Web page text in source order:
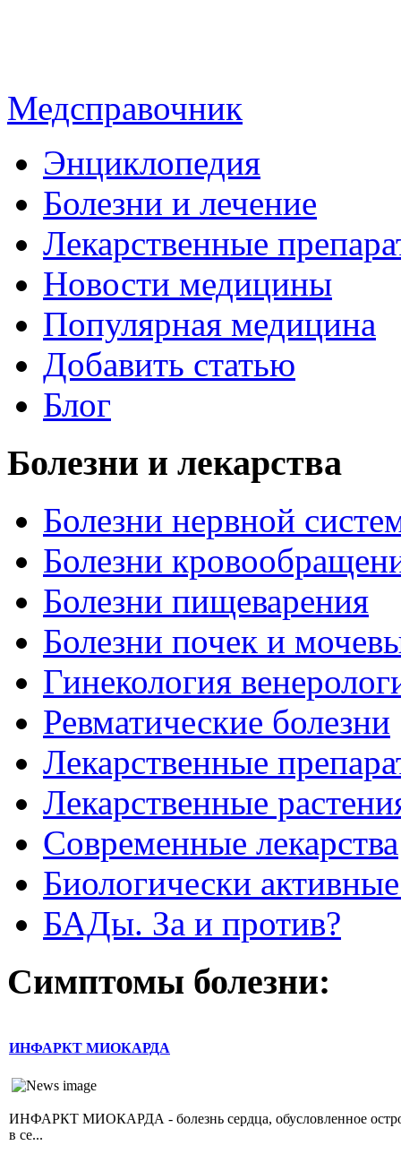
Медсправочник
Энциклопедия
Болезни и лечение
Лекарственные
Новости медицины
Популярная медицина
Добавить статью
Блог
Болезни и лекарства
Болезни нервной
Болезни
Болезни пищеварения
Болезни почек и
Гинекология
Ревматические болезни
Лекарственные
Лекарственные
Современные лекарства
Биологически
БАДы. За и против?
Симптомы болезни:
ИНФАРКТ МИОКАРДА
ИНФАРКТ МИОКАРДА - болезнь сердца, обусловленное острой
в се...